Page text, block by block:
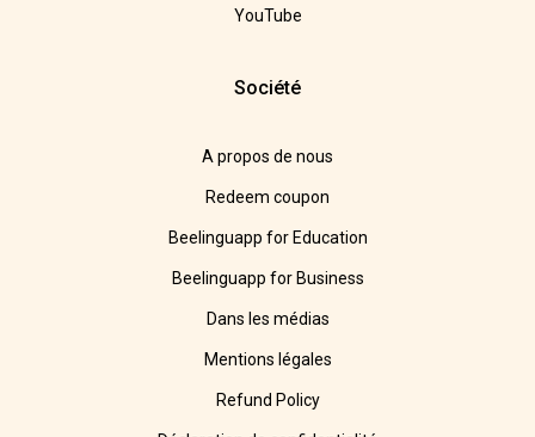
YouTube
Société
A propos de nous
Redeem coupon
Beelinguapp for Education
Beelinguapp for Business
Dans les médias
Mentions légales
Refund Policy